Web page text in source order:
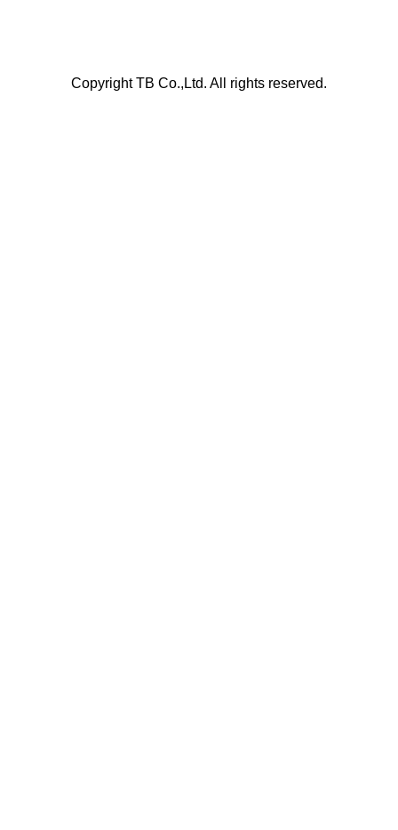
Copyright TB Co.,Ltd. All rights reserved.